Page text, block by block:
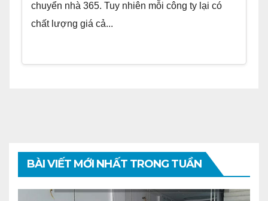
chuyển nhà 365. Tuy nhiên mỗi công ty lại có
chất lượng giá cả...
BÀI VIẾT MỚI NHẤT TRONG TUẦN